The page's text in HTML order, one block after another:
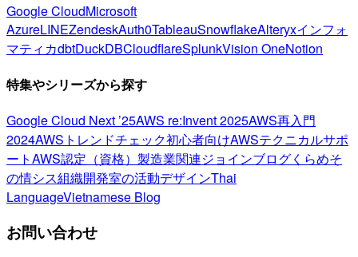
Google CloudMicrosoft
AzureLINEZendeskAuth0TableauSnowflakeAlteryxインフォ
マティカdbtDuckDBCloudflareSplunkVision OneNotion
特集やシリーズから探す
Google Cloud Next ’25AWS re:Invent 2025AWS再入門
2024AWSトレンドチェック初心者向けAWSテクニカルサポ
ートAWS認定（資格） 製造業関連ジョインブログくらめそ
の情シス組織開発室の活動デザインThai
LanguageVietnamese Blog
お問い合わせ